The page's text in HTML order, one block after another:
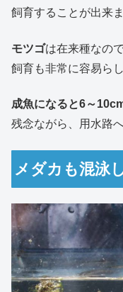
飼育することが出来ま
モツゴは在来種なの
飼育も非常に容易ら
成魚になると6～
残念ながら、用水路
メダカも混泳